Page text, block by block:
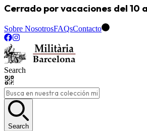
Cerrado por vacaciones del 10
Sobre NosotrosFAQsContacto
Search
Search